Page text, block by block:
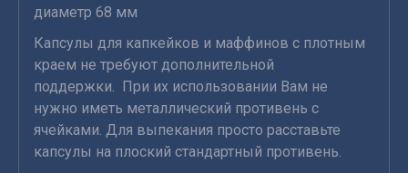
диаметр 68 мм
Капсулы для капкейков и маффинов с плотным
краем не требуют дополнительной
поддержки. При их использовании Вам не
нужно иметь металлический противень с
ячейками. Для выпекания просто расставьте
капсулы на плоский стандартный противень.